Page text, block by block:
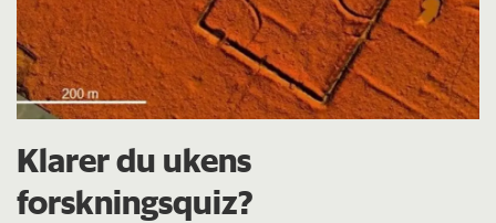
Klarer du ukens
forskningsquiz?